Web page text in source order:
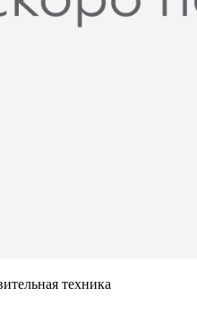
техника